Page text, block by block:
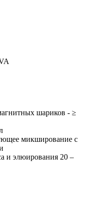
шариков - ≥
микширование с
и элюирования 20 –